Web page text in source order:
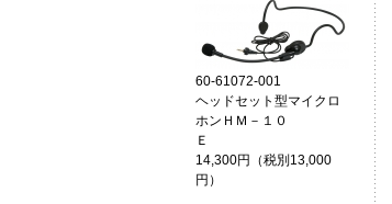
60-61072-001
ヘッドセット型マイクロ
ホンＨＭ－１０
Ｅ
14,300円（税別13,000
円）